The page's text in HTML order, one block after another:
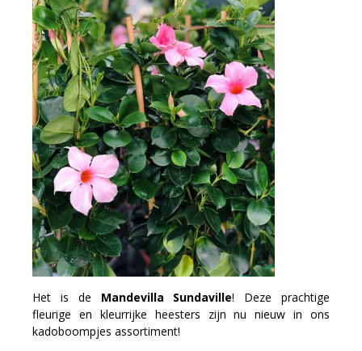
Het is de Mandevilla Sundaville! Deze prachtige
fleurige en kleurrijke heesters zijn nu nieuw in ons
kadoboompjes assortiment!